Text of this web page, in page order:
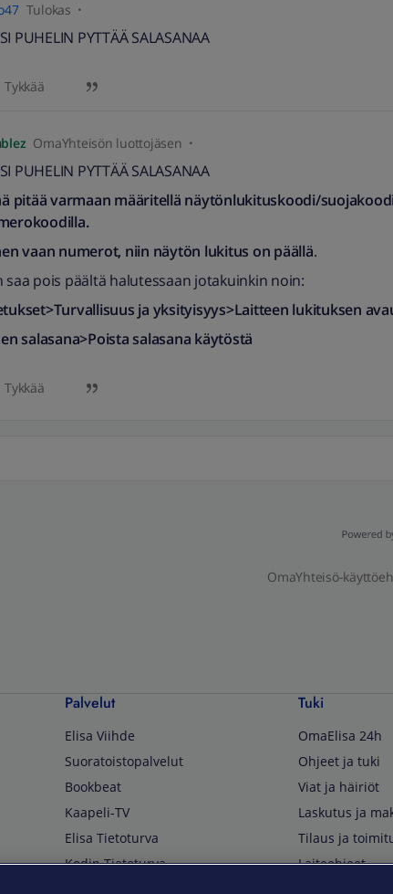
Tulokas
PUHELIN PYTTÄÄ SALASANAA
Tykkää
OmaYhteisön luottojäsen
PUHELIN PYTTÄÄ SALASANAA
pitää varmaan määritellä näytönlukituskoodi/
vaan numerot, niin näytön lukitus on päällä.
saa pois päältä halutessaan jotakuinkin noin:
ja yksityisyys>Laitteen lukituksen
salasana>Poista salasana käytöstä
Tykkää
OmaYhteisö-
Palvelut
Elisa Viihde
Suoratoistopalvelut
Bookbeat
Kaapeli-TV
Elisa Tietoturva
Kodin Tietoturva
Tuki
OmaElisa 24h
Ohjeet ja tuki
Viat ja häiriöt
Laskutus ja
Tilaus ja
Laiteohjeet